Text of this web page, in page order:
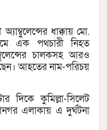
অ্যাম্বুলেন্সের ধাক্কায় মো.
এক পথচা‌রী নিহত
চালকসহ আরও
আহতের নাম-পরিচয়
দিকে কুমিল্লা-সিলেট
এলাকায় এ দুর্ঘটনা